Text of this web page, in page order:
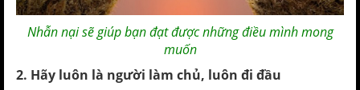
Nhẫn nại sẽ giúp bạn đạt được những điều mình mong
muốn
2. Hãy luôn là người làm chủ, luôn đi đầu